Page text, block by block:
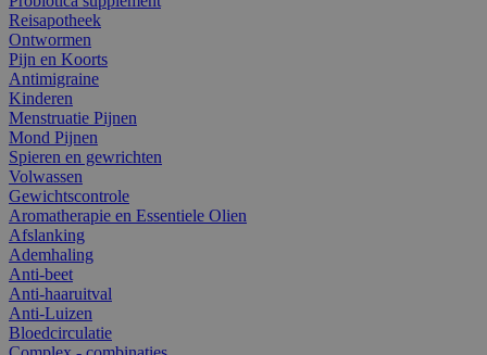
Reisapotheek
Ontwormen
Pijn en Koorts
Antimigraine
Kinderen
Menstruatie Pijnen
Mond Pijnen
Spieren en gewrichten
Volwassen
Gewichtscontrole
Aromatherapie en Essentiele Olien
Afslanking
Ademhaling
Anti-beet
Anti-haaruitval
Anti-Luizen
Bloedcirculatie